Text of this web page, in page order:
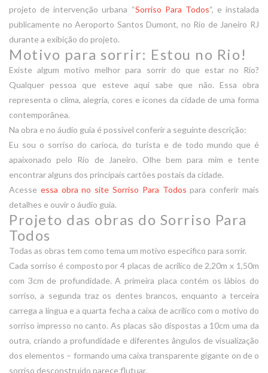
projeto de intervenção urbana “Sorriso Para Todos“, e instalada
publicamente no Aeroporto Santos Dumont, no Rio de Janeiro RJ
durante a exibição do projeto.
Motivo para sorrir: Estou no Rio!
Existe algum motivo melhor para sorrir do que estar no Rio?
Qualquer pessoa que esteve aqui sabe que não. Essa obra
representa o clima, alegria, cores e ícones da cidade de uma forma
contemporânea.
Na obra e no áudio guia é possível conferir a seguinte descrição:
Eu sou o sorriso do carioca, do turista e de todo mundo que é
apaixonado pelo Rio de Janeiro. Olhe bem para mim e tente
encontrar alguns dos principais cartões postais da cidade.
Acesse essa obra no site Sorriso Para Todos para conferir mais
detalhes e ouvir o áudio guia.
Projeto das obras do Sorriso Para
Todos
Todas as obras tem como tema um motivo específico para sorrir.
Cada sorriso é composto por 4 placas de acrílico de 2,20m x 1,50m
com 3cm de profundidade. A primeira placa contém os lábios do
sorriso, a segunda traz os dentes brancos, enquanto a terceira
carrega a língua e a quarta fecha a caixa de acrílico com o motivo do
sorriso impresso no canto. As placas são dispostas a 10cm uma da
outra, criando a profundidade e diferentes ângulos de visualização
dos elementos – formando uma caixa transparente gigante on de o
sorriso desconstruído parece flutuar.